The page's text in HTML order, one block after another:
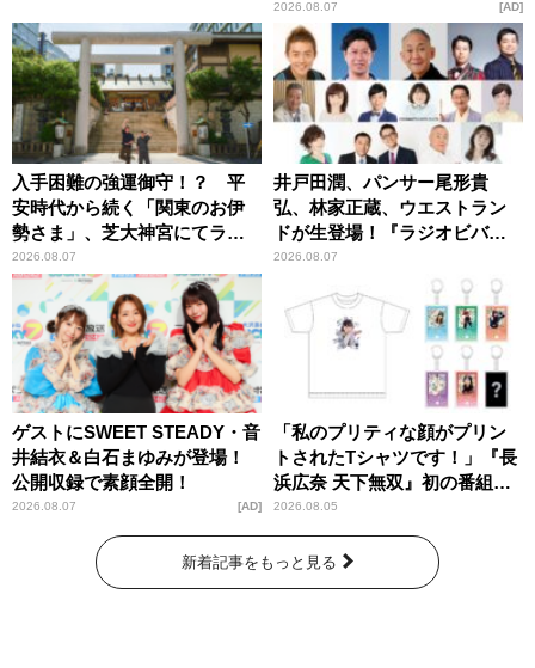
2026.08.07 AD
入手困難の強運御守！？ 平
安時代から続く「関東のお伊
勢さま」、芝大神宮にてラン
パンプスが合格祈願！
2026.08.07
井戸田潤、パンサー尾形貴
弘、林家正蔵、ウエストラン
ドが生登場！『ラジオビバリ
ー昼ズ』
2026.08.07
ゲストにSWEET STEADY・音
井結衣＆白石まゆみが登場！
公開収録で素顔全開！
2026.08.07 AD
「私のプリティな顔がプリン
トされたTシャツです！」『長
浜広奈 天下無双』初の番組グ
ッズ発売
2026.08.05
新着記事をもっと見る